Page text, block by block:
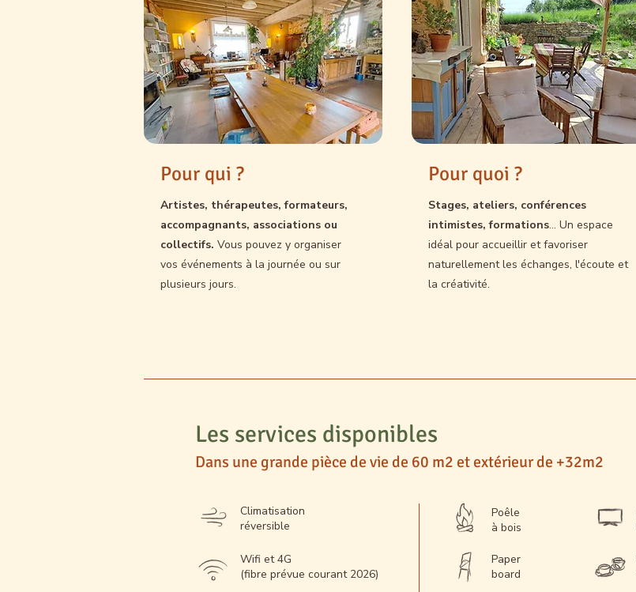
Pour qui ?
Artistes, thérapeutes, formateurs,
accompagnants, associations ou
collectifs. Vous pouvez y organiser
vos événements à la journée ou sur
plusieurs jours.
Pour quoi ?
Stages, ateliers, conférences
intimistes, formations… Un espace
idéal pour accueillir et favoriser
naturellement les échanges, l'écoute et
la créativité.
Les services disponibles
Dans une grande pièce de vie de 60 m2 et extérieur de +32m2
Climatisation
réversible
Poêle
à bois
Wifi et 4G
(fibre prévue courant 2026)
Paper
board